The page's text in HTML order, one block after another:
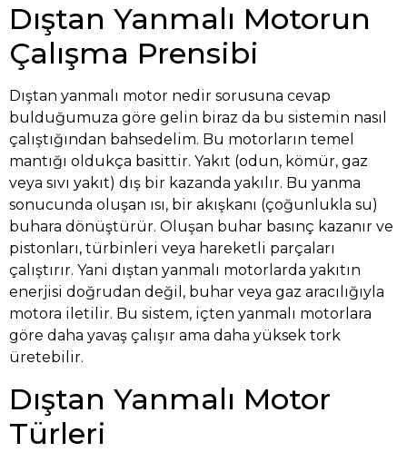
Dıştan Yanmalı Motorun
Çalışma Prensibi
Dıştan yanmalı motor nedir sorusuna cevap
bulduğumuza göre gelin biraz da bu sistemin nasıl
çalıştığından bahsedelim. Bu motorların temel
mantığı oldukça basittir. Yakıt (odun, kömür, gaz
veya sıvı yakıt) dış bir kazanda yakılır. Bu yanma
sonucunda oluşan ısı, bir akışkanı (çoğunlukla su)
buhara dönüştürür. Oluşan buhar basınç kazanır ve
pistonları, türbinleri veya hareketli parçaları
çalıştırır. Yani dıştan yanmalı motorlarda yakıtın
enerjisi doğrudan değil, buhar veya gaz aracılığıyla
motora iletilir. Bu sistem, içten yanmalı motorlara
göre daha yavaş çalışır ama daha yüksek tork
üretebilir.
Dıştan Yanmalı Motor
Türleri